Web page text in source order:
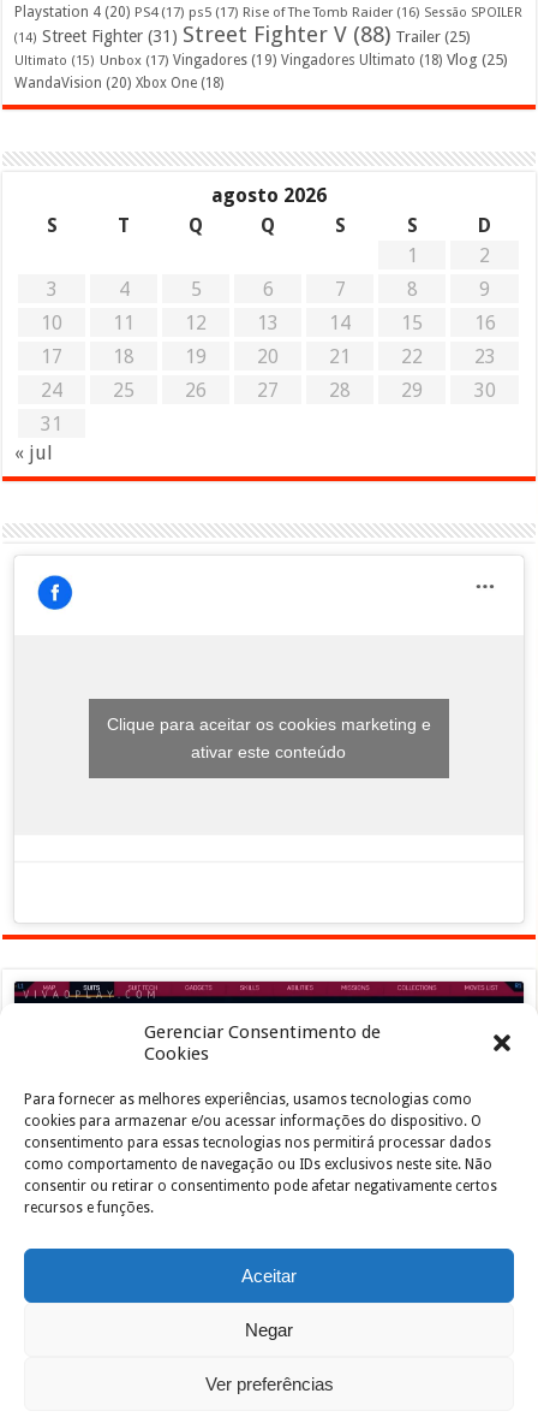
Gerenciar Consentimento de
Cookies
Para fornecer as melhores experiências, usamos tecnologias como
cookies para armazenar e/ou acessar informações do dispositivo. O
consentimento para essas tecnologias nos permitirá processar dados
como comportamento de navegação ou IDs exclusivos neste site. Não
consentir ou retirar o consentimento pode afetar negativamente certos
recursos e funções.
Aceitar
Negar
Ver preferências
Playstation 4 (20) PS4(17) ps5 (17) Rise of The Tomb Raider (16) Sessão SPOILER
(14) Street Fighter (31) Street Fighter V (88) Trailer (25)
Ultimato (15) Unbox (17) Vingadores (19) Vingadores Ultimato (18) Vlog (25)
WandaVision (20) Xbox One (18)
agosto 2026
S
T Q Q S S
D
1
2
3
4 5 6 7 8
9
10
11 12 13 14 15
16
17
18 19 20 21 22
23
24
25 26 27 28 29
30
31
« jul
Clique para aceitar os cookies marketing e
ativar este conteúdo
Clique para aceitar os cookies marketing e
ativar este conteúdo
João de Jesus Junior| Designed by